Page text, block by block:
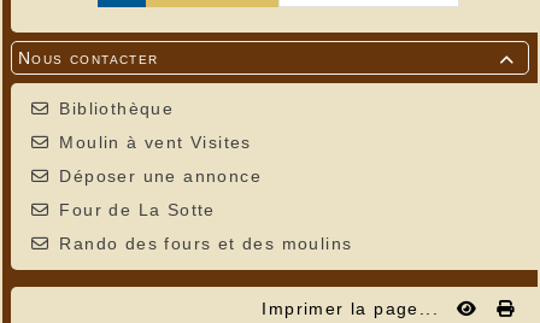

Nous contacter
Bibliothèque
Moulin à vent Visites
Déposer une annonce
Four de La Sotte
Rando des fours et des moulins
Imprimer la page...